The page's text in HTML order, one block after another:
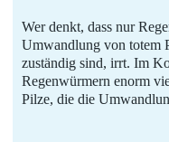
Wer denkt, dass nur
Umwandlung von totem
zuständig sind, irrt. Im
Regenwürmern enorm
Pilze, die die